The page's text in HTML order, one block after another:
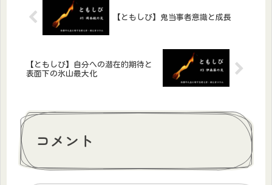
【ともしび】鬼当事者意識と成長
【ともしび】自分への潜在的期待と
表面下の氷山最大化
コメント